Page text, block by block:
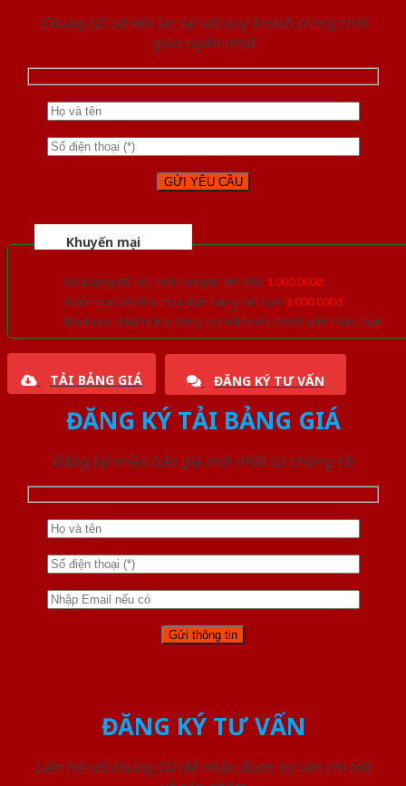
Chúng tôi sẽ liên lạc lại với quý khách trong thời
gian ngắn nhất
Khuyến mại
Quà tặng đồ nội thất trang trí lên đến 1.000.000đ
Giảm trực tiếp khi mua đơn hàng lớn hơn 3.000.000đ
Nhiều ưu đãi lớn khi đăng ký tài khoản thành viên thân thiết
TẢI BẢNG GIÁ ĐĂNG KÝ TƯ VẤN
ĐĂNG KÝ TẢI BẢNG GIÁ
Đăng ký nhận báo giá mới nhất từ chúng tôi
ĐĂNG KÝ TƯ VẤN
Liên hệ với chúng tôi để nhận được tư vấn chi tiết